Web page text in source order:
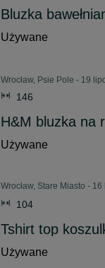
Bluzka
Używane
Wrocław, Psie Pole - 19
146
H&M bluzka na
Używane
Wrocław, Stare Miasto -
104
Tshirt top
Używane